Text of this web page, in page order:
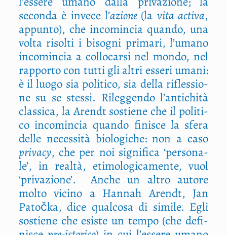
secon­da è inve­ce l’azio­ne (la vita acti­va,
appun­to), che inco­min­cia quan­do, una
vol­ta risol­ti i biso­gni pri­ma­ri, l’umano
inco­min­cia a col­lo­car­si nel mon­do, nel
rap­por­to con tut­ti gli altri esse­ri uma­ni:
è il luo­go sia poli­ti­co, sia del­la rifles­sio­
ne su se stes­si. Rileg­gen­do l’antichità
clas­si­ca, la Arendt sostie­ne che il poli­ti­
co inco­min­cia quan­do fini­sce la sfe­ra
del­le neces­si­tà bio­lo­gi­che: non a caso
pri­va­cy, che per noi signi­fi­ca ‘per­so­na­
le’, in real­tà, eti­mo­lo­gi­ca­men­te, vuol
‘pri­va­zio­ne’.
Anche un altro auto­re
mol­to vici­no a Han­nah Arendt, Jan
Patoč­ka, dice qual­co­sa di simi­le. Egli
sostie­ne che esi­ste un tem­po (che defi­